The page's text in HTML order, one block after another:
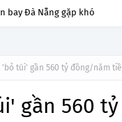
bay Đà Nẵng gặp khó
'bỏ túi' gần 560 tỷ đồng/năm
gần 560